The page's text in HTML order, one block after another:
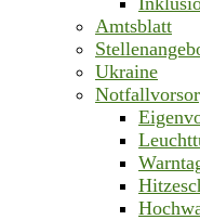
Amtsblatt
Ukraine